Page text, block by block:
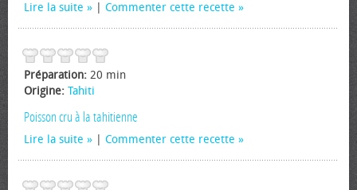
Lire la suite Commenter cette recette
Préparation: 20 min
Origine: Tahiti
Poisson cru à la tahitienne
Lire la suite Commenter cette recette